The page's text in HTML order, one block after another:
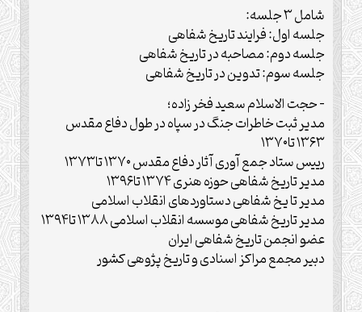
شامل ۳ جلسه:
جلسه اول: فرایند تاریخ شفاهی
جلسه دوم: مصاحبه در تاریخ شفاهی
جلسه سوم: تدوین در تاریخ شفاهی
– حجت الاسلام سعید فخر زاده؛
مدیر ثبت خاطرات جنگ در سپاه در طول دفاع مقدس
۱۳۶۳ تا۱۳۷۰
رییس ستاد جمع آوری آثار دفاع مقدس ۱۳۷۰ تا۱۳۷۳
مدیر تاریخ شفاهی حوزه هنری ۱۳۷۴ تا۱۳۹۶
مدیر تا یخ شفاهی دستاوردهای انقلاب اسلامی
مدیر تاریخ شفاهی موسسه انقلاب اسلامی ۱۳۸۸ تا۱۳۹۴
عضو انجمن تاریخ شفاهی ایران
دبیر مجمع مراکز اسنادی و تاریخ پژوهی کشور